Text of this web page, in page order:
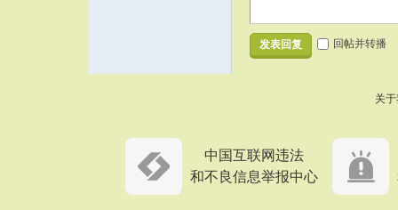
发表回复 回帖并转播
关
中国互联网违法
和不良信息举报中心